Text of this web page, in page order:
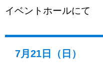
イベントホールにて
7月21日（日）